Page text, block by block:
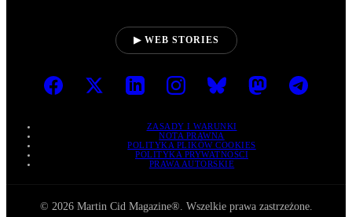
▶ WEB STORIES
ZASADY I WARUNKI
NOTA PRAWNA
POLITYKA PLIKÓW COOKIES
POLITYKA PRYWATNOŚCI
PRAWA AUTORSKIE
© 2026 Martin Cid Magazine®. Wszelkie prawa zastrzeżone.